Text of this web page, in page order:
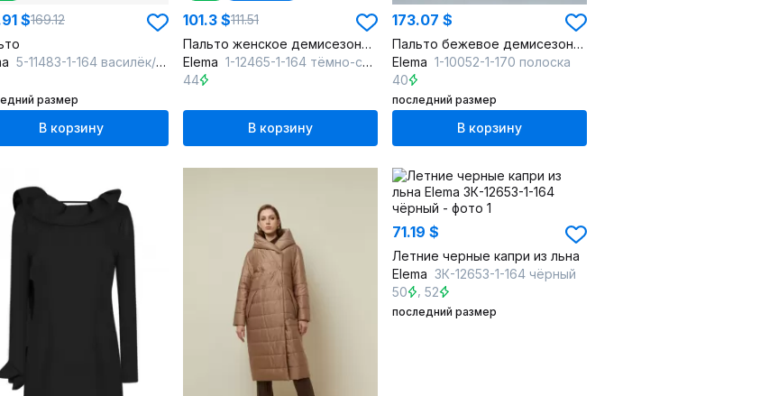
$169.12
5-11483-1-164 василёк/серый
размер
В корзину
101.3 $111.51
Пальто женское демисезонное синий однобортное с воротником-стойкой
Elema 1-12465-1-164 тёмно-синий
44
В корзину
173.07 $
Пальто бежевое демисезонное с ремнем и английским воротником
Elema 1-10052-1-170 полоска
40
последний размер
В корзину
71.19 $
Летние черные капри из льна
Elema 3К-12653-1-164 чёрный
50
,52
последний размер